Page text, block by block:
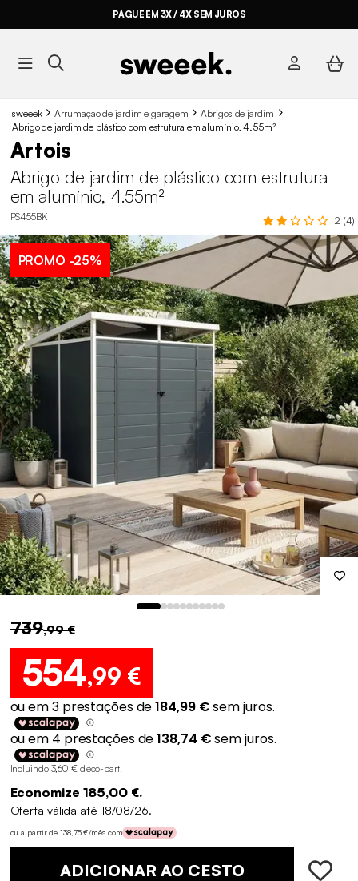
PAGUE EM 3X / 4X SEM JUROS
sweeek Arrumação de jardim e garagem
Abrigos de jardim
Abrigo de jardim de plástico com estrutura em alumínio, 4.55m²
Artois
Abrigo de jardim de plástico com estrutura
em alumínio, 4.55m²
PS455BK 2 (4)
PROMO -25%
739,99 €
554,99 €
Incluindo 3,60 € d'éco-part.
Economize 185,00 €.
Oferta válida até 18/08/26.
ou a partir de 138,75 €/mês com
ADICIONAR AO CESTO